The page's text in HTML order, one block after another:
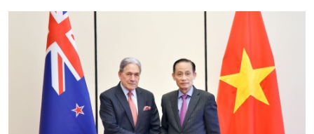
Văn hoá & Du lịch
Tin Văn hoá & Du lịch
Chát với người nổi tiếng
Câu chuyện Thể thao
Multimedia
Ảnh
Video
Infographic